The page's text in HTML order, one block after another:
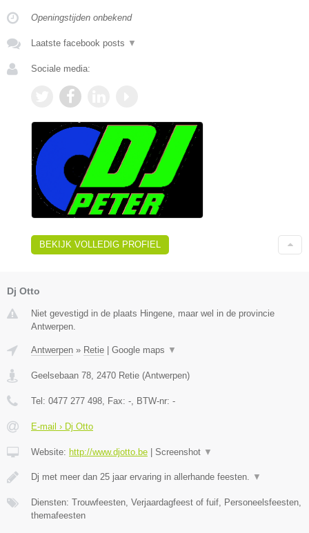
Openingstijden onbekend
Laatste facebook posts ▼
Sociale media:
BEKIJK VOLLEDIG PROFIEL
Dj Otto
Niet gevestigd in de plaats Hingene, maar wel in de provincie
Antwerpen.
Antwerpen » Retie Google maps ▼
Geelsebaan 78, 2470 Retie (Antwerpen)
Tel: 0477 277 498, Fax: -, BTW-nr: -
E-mail › Dj Otto
Website: http://www.djotto.be Screenshot ▼
Dj met meer dan 25 jaar ervaring in allerhande feesten. ▼
Diensten: Trouwfeesten, Verjaardagfeest of fuif, Personeelsfeesten,
themafeesten